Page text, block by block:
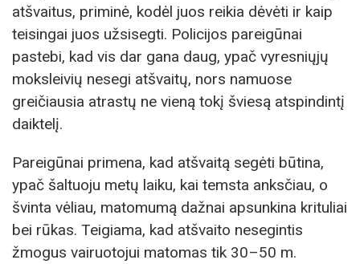
atšvaitus, priminė, kodėl juos reikia dėvėti ir kaip
teisingai juos užsisegti. Policijos pareigūnai
pastebi, kad vis dar gana daug, ypač vyresniųjų
moksleivių nesegi atšvaitų, nors namuose
greičiausia atrastų ne vieną tokį šviesą atspindintį
daiktelį.
Pareigūnai primena, kad atšvaitą segėti būtina,
ypač šaltuoju metų laiku, kai temsta anksčiau, o
švinta vėliau, matomumą dažnai apsunkina krituliai
bei rūkas. Teigiama, kad atšvaito nesegintis
žmogus vairuotojui matomas tik 30–50 m.